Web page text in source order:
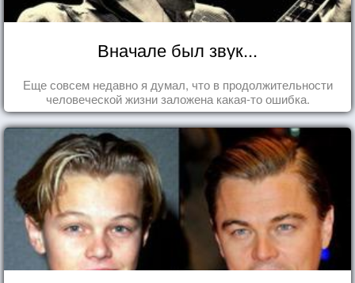
Вначале был звук...
Еще совсем недавно я думал, что в продолжительности
человеческой жизни заложена какая-то ошибка.